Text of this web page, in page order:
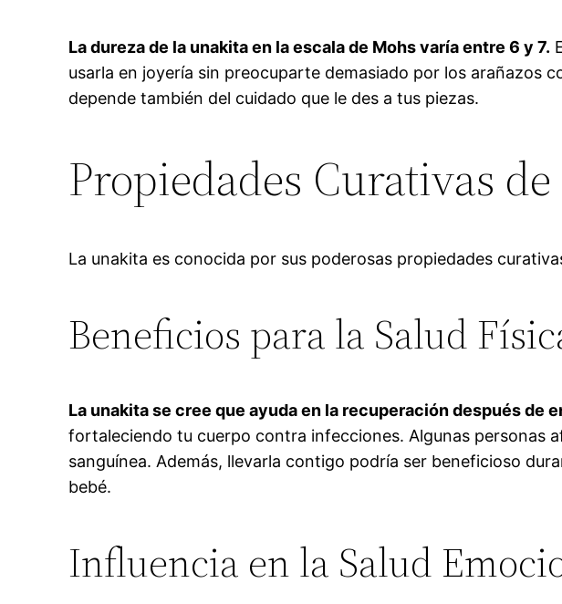
La dureza de la unakita en la escala de Mohs varía entre 6 y 7.
usarla en joyería sin preocuparte demasiado por los arañazos
depende también del cuidado que le des a tus piezas.
Propiedades Curativas
La unakita es conocida por sus poderosas propiedades
Beneficios para la Salud
La unakita se cree que ayuda en la recuperación después de
fortaleciendo tu cuerpo contra infecciones. Algunas personas
sanguínea. Además, llevarla contigo podría ser beneficioso
bebé.
Influencia en la Salud